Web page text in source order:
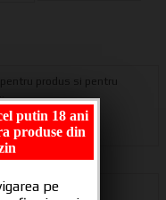
produs si pentru
putin 18 ani
produse din
pe